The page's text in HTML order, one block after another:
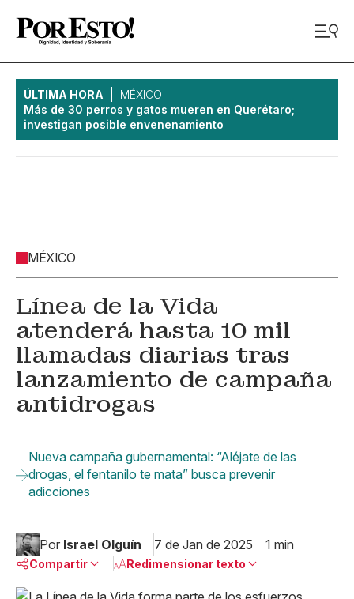
ÚLTIMA HORA
MÉXICO
Más de 30 perros y gatos mueren en Querétaro;
investigan posible envenenamiento
MÉXICO
Línea de la Vida
atenderá hasta 10 mil
llamadas diarias tras
lanzamiento de campaña
antidrogas
Nueva campaña gubernamental: “Aléjate de las
drogas, el fentanilo te mata” busca prevenir
adicciones
Por Israel Olguín 7 de Jan de 2025 1 min
Compartir Redimensionar texto